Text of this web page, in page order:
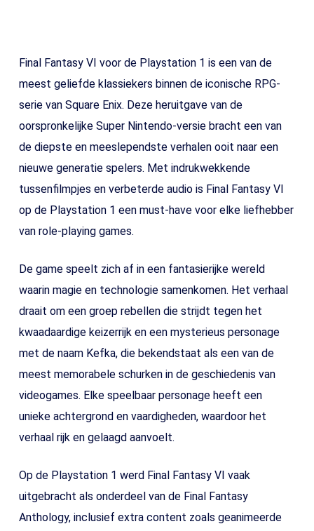
Final Fantasy VI voor de Playstation 1 is een van de
meest geliefde klassiekers binnen de iconische RPG-
serie van Square Enix. Deze heruitgave van de
oorspronkelijke Super Nintendo-versie bracht een van
de diepste en meeslependste verhalen ooit naar een
nieuwe generatie spelers. Met indrukwekkende
tussenfilmpjes en verbeterde audio is Final Fantasy VI
op de Playstation 1 een must-have voor elke liefhebber
van role-playing games.
De game speelt zich af in een fantasierijke wereld
waarin magie en technologie samenkomen. Het verhaal
draait om een groep rebellen die strijdt tegen het
kwaadaardige keizerrijk en een mysterieus personage
met de naam Kefka, die bekendstaat als een van de
meest memorabele schurken in de geschiedenis van
videogames. Elke speelbaar personage heeft een
unieke achtergrond en vaardigheden, waardoor het
verhaal rijk en gelaagd aanvoelt.
Op de Playstation 1 werd Final Fantasy VI vaak
uitgebracht als onderdeel van de Final Fantasy
Anthology, inclusief extra content zoals geanimeerde